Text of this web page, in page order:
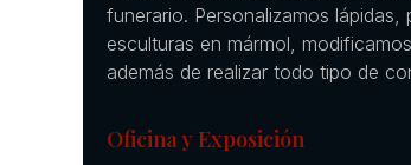
funerario. Personalizamos
esculturas en mármol,
además de realizar todo tipo de
Oficina y Exposición